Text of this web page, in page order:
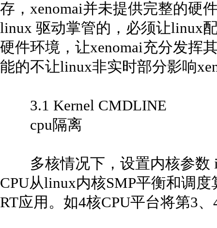
存，xenomai并未提供完整的硬
linux 驱动掌管的，必须让linux
硬件环境，让xenomai充分发挥
能的不让linux非实时部分影响
3.1 Kernel CMDLINE
cpu隔离
多核情况下，设置内核参数
CPU从linux内核SMP平衡和调
RT应用。如4核CPU平台将第3